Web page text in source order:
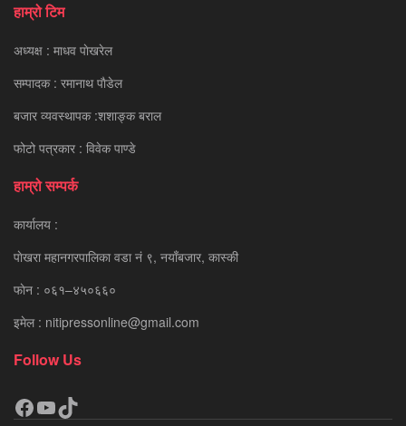
हाम्रो टिम
अध्यक्ष : माधव पाेखरेल
सम्पादक : रमानाथ पाैडेल
बजार व्यवस्थापक :शशाङ्क बराल
फोटो पत्रकार : विवेक पाण्डे
हाम्रो सम्पर्क
कार्यालय :
पाेखरा महानगरपालिका वडा नं ९, नयाँबजार, कास्की
फाेन : ०६१–४५०६६०
इमेल : nitipressonline@gmail.com
Follow Us
Facebook
YouTube
TikTok